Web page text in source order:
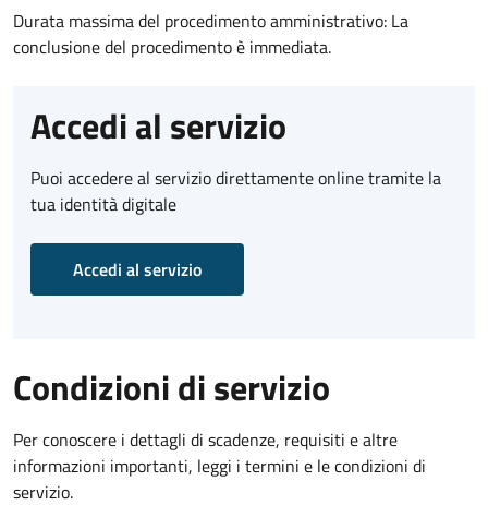
Durata massima del procedimento amministrativo: La
conclusione del procedimento è immediata.
Accedi al servizio
Puoi accedere al servizio direttamente online tramite la
tua identità digitale
Accedi al servizio
Condizioni di servizio
Per conoscere i dettagli di scadenze, requisiti e altre
informazioni importanti, leggi i termini e le condizioni di
servizio.